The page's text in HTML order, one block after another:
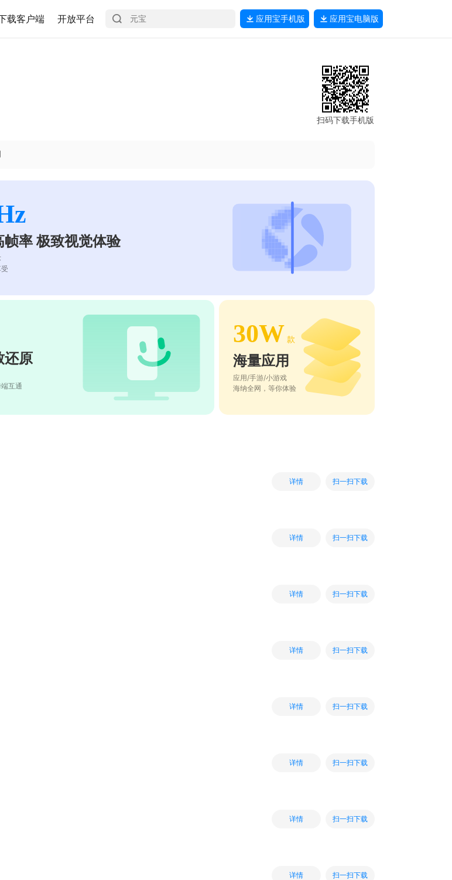
载客户端 开放平台 应用宝手机版 应用宝电脑版
扫码下载手机版
帧率 极致视觉体验
还原
互通
30W 款
海量应用
应用/手游/小游戏
海纳全网，等你体验
详情 扫一扫下载
详情 扫一扫下载
详情 扫一扫下载
详情 扫一扫下载
详情 扫一扫下载
详情 扫一扫下载
详情 扫一扫下载
详情 扫一扫下载